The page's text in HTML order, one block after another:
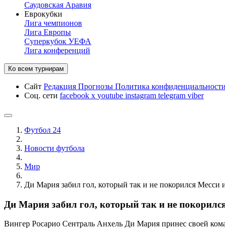
Саудовская Аравия
Еврокубки
Лига чемпионов
Лига Европы
Суперкубок УЕФА
Лига конференций
Ко всем турнирам
Сайт Редакция Прогнозы Политика конфиденциальности
Соц. сети facebook x youtube instagram telegram viber
Футбол 24
Новости футбола
Мир
Ди Мария забил гол, который так и не покорился Месси
Ди Мария забил гол, который так и не
Вингер Росарио Сентраль Анхель Ди Мария принес своей